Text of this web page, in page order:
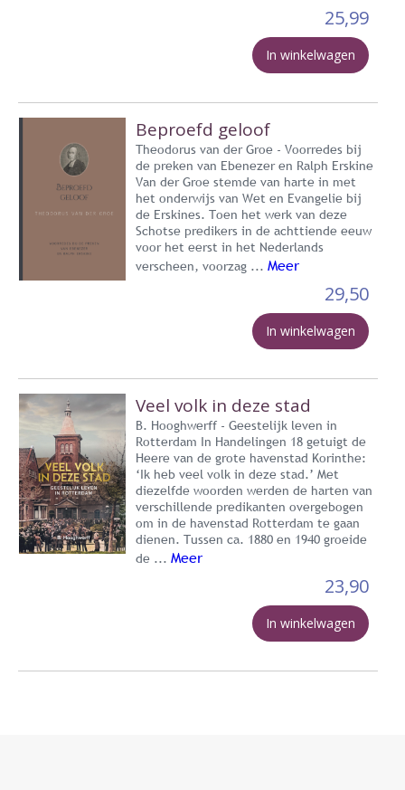
25,99
In winkelwagen
Beproefd geloof
Theodorus van der Groe - Voorredes bij
de preken van Ebenezer en Ralph Erskine
Van der Groe stemde van harte in met
het onderwijs van Wet en Evangelie bij
de Erskines. Toen het werk van deze
Schotse predikers in de achttiende eeuw
voor het eerst in het Nederlands
verscheen, voorzag ... Meer
29,50
In winkelwagen
Veel volk in deze stad
B. Hooghwerff - Geestelijk leven in
Rotterdam In Handelingen 18 getuigt de
Heere van de grote havenstad Korinthe:
‘Ik heb veel volk in deze stad.’ Met
diezelfde woorden werden de harten van
verschillende predikanten overgebogen
om in de havenstad Rotterdam te gaan
dienen. Tussen ca. 1880 en 1940 groeide
de ... Meer
23,90
In winkelwagen